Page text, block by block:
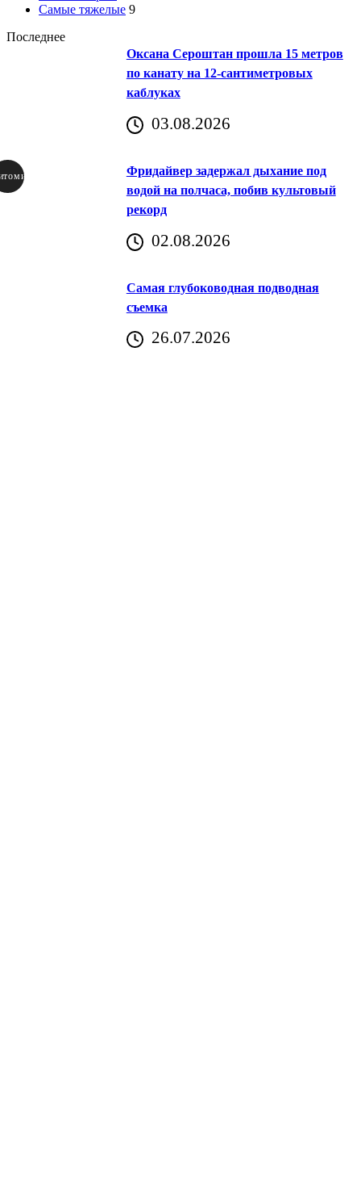
Самые тяжелые 9
Последнее
Оксана Сероштан прошла 15 метров
по канату на 12-сантиметровых
каблуках
03.08.2026
Фридайвер задержал дыхание под
водой на полчаса, побив культовый
рекорд
02.08.2026
Самая глубоководная подводная
съемка
26.07.2026